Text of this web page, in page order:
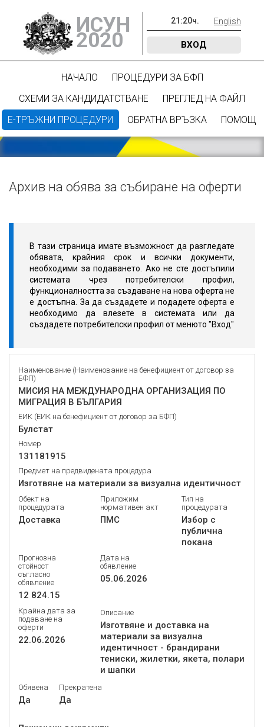
ИСУН
2020
21 :20ч. English
ВХОД
НАЧАЛО
ПРОЦЕДУРИ ЗА БФП
СХЕМИ ЗА КАНДИДАТСТВАНЕ
ПРЕГЛЕД НА ФАЙЛ
Е-ТРЪЖНИ ПРОЦЕДУРИ
ОБРАТНА ВРЪЗКА ПОМОЩ
Архив на обява за събиране на оферти
В тази страница имате възможност да разгледате
обявата, крайния срок и всички документи,
необходими за подаването. Ако не сте достъпили
системата чрез потребителски профил,
функционалността за създаване на нова оферта не
е достъпна. За да създадете и подадете оферта е
необходимо да влезете в системата или да
създадете потребителски профил от менюто "Вход"
Наименование (Наименование на бенефициент от договор за
БФП)
МИСИЯ НА МЕЖДУНАРОДНА ОРГАНИЗАЦИЯ ПО
МИГРАЦИЯ В БЪЛГАРИЯ
ЕИК (ЕИК на бенефициент от договор за БФП)
Булстат
Номер
131181915
Предмет на предвидената процедура
Изготвяне на материали за визуална идентичност
Обект на
процедурата
Доставка
Приложим
нормативен акт
ПМС
Тип на
процедурата
Избор с
публична
покана
Прогнозна
стойност
съгласно
обявление
12 824.15
Дата на
обявление
05.06.2026
Крайна дата за
подаване на
оферти
22.06.2026
Описание
Изготвяне и доставка на
материали за визуална
идентичност - брандирани
тениски, жилетки, якета, полари
и шапки
Обявена
Да
Прекратена
Да